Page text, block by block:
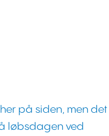
på siden, men det
løbsdagen ved